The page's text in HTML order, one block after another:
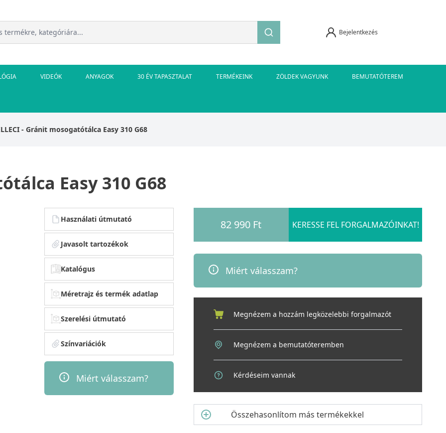
Bejelentkezés
VIDEÓK ANYAGOK 30 ÉV TAPASZTALAT TERMÉKEINK ZÖLDEK VAGYUNK BEMUTATÓTEREM
- Gránit mosogatótálca Easy 310 G68
Easy 310 G68
Használati útmutató
Javasolt tartozékok
Katalógus
Méretrajz és termék adatlap
Szerelési útmutató
Színvariációk
Miért válasszam?
82 990 Ft KERESSE FEL FORGALMAZÓINKAT!
Miért válasszam?
Megnézem a hozzám legközelebbi forgalmazót
Megnézem a bemutatóteremben
Kérdéseim vannak
Összehasonlítom más termékekkel